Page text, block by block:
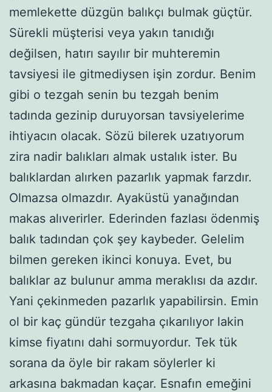
memlekette düzgün balıkçı bulmak güçtür.
Sürekli müşterisi veya yakın tanıdığı
değilsen, hatırı sayılır bir muhteremin
tavsiyesi ile gitmediysen işin zordur. Benim
gibi o tezgah senin bu tezgah benim
tadında gezinip duruyorsan tavsiyelerime
ihtiyacın olacak. Sözü bilerek uzatıyorum
zira nadir balıkları almak ustalık ister. Bu
balıklardan alırken pazarlık yapmak farzdır.
Olmazsa olmazdır. Ayaküstü yanağından
makas alıverirler. Ederinden fazlası ödenmiş
balık tadından çok şey kaybeder. Gelelim
bilmen gereken ikinci konuya. Evet, bu
balıklar az bulunur amma meraklısı da azdır.
Yani çekinmeden pazarlık yapabilirsin. Emin
ol bir kaç gündür tezgaha çıkarılıyor lakin
kimse fiyatını dahi sormuyordur. Tek tük
sorana da öyle bir rakam söylerler ki
arkasına bakmadan kaçar. Esnafın emeğini